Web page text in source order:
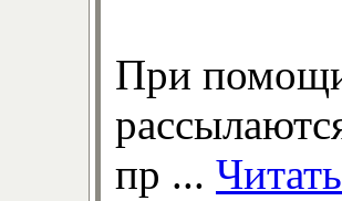
При
пр ...